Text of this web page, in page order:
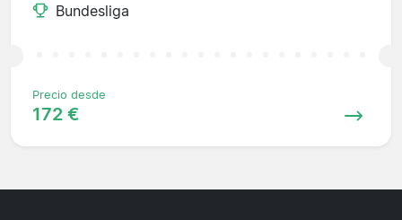
Bundesliga
Precio desde
172 €